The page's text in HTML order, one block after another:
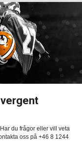
du frågor eller vill veta
oss på +46 8 1244